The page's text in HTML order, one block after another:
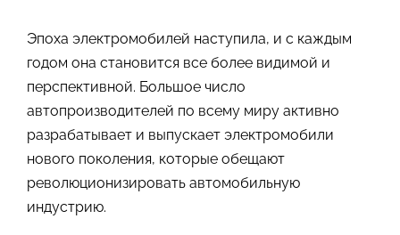
Эпоха электромобилей наступила, и с каждым
годом она становится все более видимой и
перспективной. Большое число
автопроизводителей по всему миру активно
разрабатывает и выпускает электромобили
нового поколения, которые обещают
революционизировать автомобильную
индустрию.